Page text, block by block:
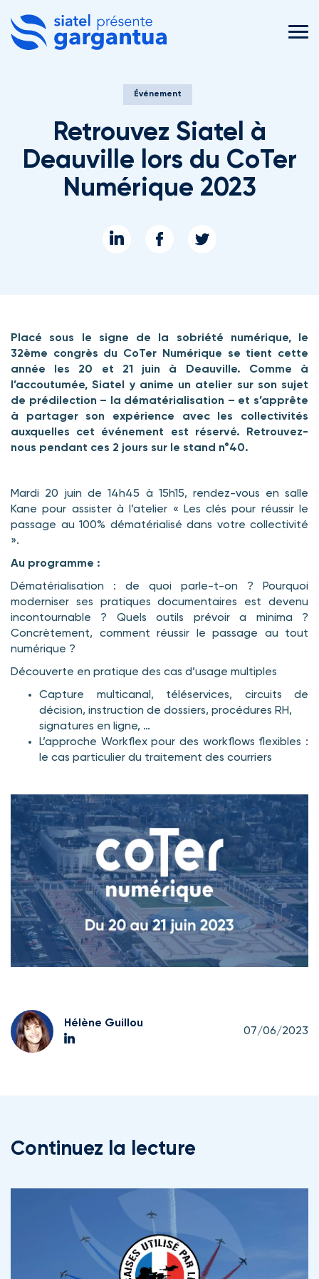
Événement
Retrouvez Siatel à
Deauville lors du CoTer
Numérique 2023
Placé sous le signe de la sobriété numérique, le
32ème congrès du CoTer Numérique se tient cette
année les 20 et 21 juin à Deauville. Comme à
l’accoutumée, Siatel y anime un atelier sur son sujet
de prédilection – la dématérialisation – et s’apprête
à partager son expérience avec les collectivités
auxquelles cet événement est réservé. Retrouvez-
nous pendant ces 2 jours sur le stand n°40.
Mardi 20 juin de 14h45 à 15h15, rendez-vous en salle
Kane pour assister à l’atelier « Les clés pour réussir le
passage au 100% dématérialisé dans votre collectivité
».
Au programme :
Dématérialisation : de quoi parle-t-on ? Pourquoi
moderniser ses pratiques documentaires est devenu
incontournable ? Quels outils prévoir a minima ?
Concrètement, comment réussir le passage au tout
numérique ?
Découverte en pratique des cas d’usage multiples
Capture multicanal, téléservices, circuits de
décision, instruction de dossiers, procédures RH,
signatures en ligne, …
L’approche Workflex pour des workflows flexibles :
le cas particulier du traitement des courriers
Hélène Guillou
07/06/2023
Continuez la lecture